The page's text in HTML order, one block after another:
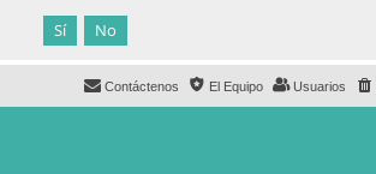
Usuarios
El Equipo
Contáctenos